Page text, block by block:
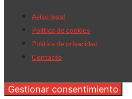
Aviso legal
Política de cookies
Política de privacidad
Contacto
Gestionar consentimiento